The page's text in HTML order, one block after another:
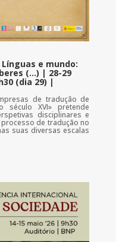
Línguas e mundo:
(…) | 28-29
(dia 29) |
de tradução de
XVI» pretende
disciplinares e
de tradução no
suas diversas escalas